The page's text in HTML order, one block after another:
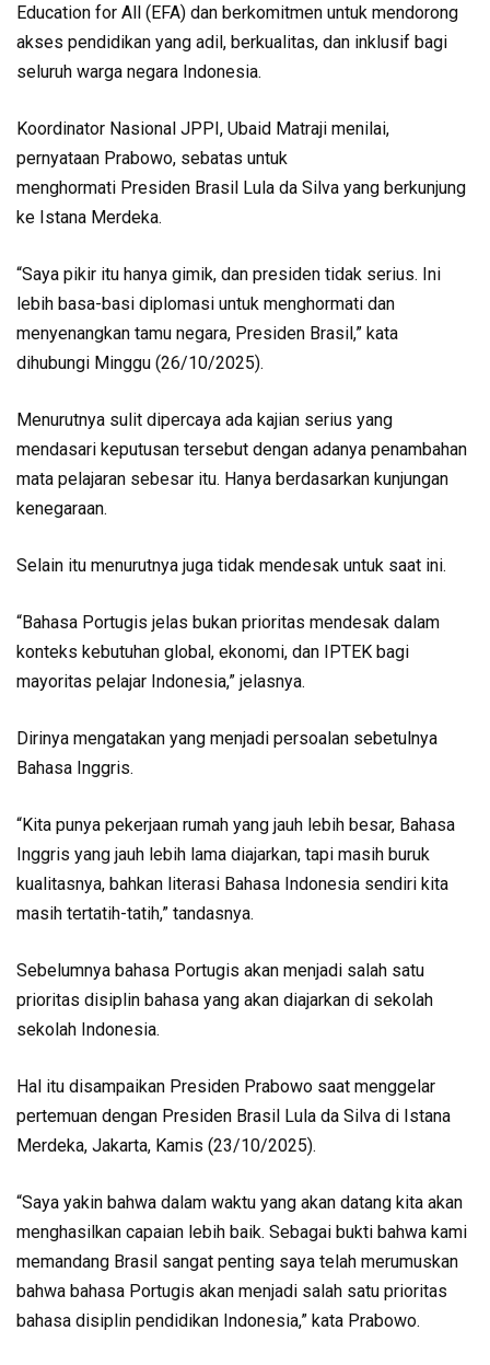
Education for All (EFA) dan berkomitmen untuk mendorong
akses pendidikan yang adil, berkualitas, dan inklusif bagi
seluruh warga negara Indonesia.
Koordinator Nasional JPPI, Ubaid Matraji menilai,
pernyataan Prabowo, sebatas untuk
menghormati Presiden Brasil Lula da Silva yang berkunjung
ke Istana Merdeka.
“Saya pikir itu hanya gimik, dan presiden tidak serius. Ini
lebih basa-basi diplomasi untuk menghormati dan
menyenangkan tamu negara, Presiden Brasil,” kata
dihubungi Minggu (26/10/2025).
Menurutnya sulit dipercaya ada kajian serius yang
mendasari keputusan tersebut dengan adanya penambahan
mata pelajaran sebesar itu. Hanya berdasarkan kunjungan
kenegaraan.
Selain itu menurutnya juga tidak mendesak untuk saat ini.
“Bahasa Portugis jelas bukan prioritas mendesak dalam
konteks kebutuhan global, ekonomi, dan IPTEK bagi
mayoritas pelajar Indonesia,” jelasnya.
Dirinya mengatakan yang menjadi persoalan sebetulnya
Bahasa Inggris.
“Kita punya pekerjaan rumah yang jauh lebih besar, Bahasa
Inggris yang jauh lebih lama diajarkan, tapi masih buruk
kualitasnya, bahkan literasi Bahasa Indonesia sendiri kita
masih tertatih-tatih,” tandasnya.
Sebelumnya bahasa Portugis akan menjadi salah satu
prioritas disiplin bahasa yang akan diajarkan di sekolah
sekolah Indonesia.
Hal itu disampaikan Presiden Prabowo saat menggelar
pertemuan dengan Presiden Brasil Lula da Silva di Istana
Merdeka, Jakarta, Kamis (23/10/2025).
“Saya yakin bahwa dalam waktu yang akan datang kita akan
menghasilkan capaian lebih baik. Sebagai bukti bahwa kami
memandang Brasil sangat penting saya telah merumuskan
bahwa bahasa Portugis akan menjadi salah satu prioritas
bahasa disiplin pendidikan Indonesia,” kata Prabowo.